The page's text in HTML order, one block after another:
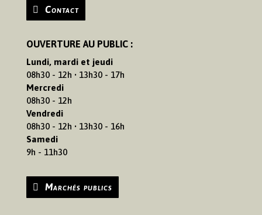
Contact
OUVERTURE AU PUBLIC :
Lundi, mardi et jeudi
08h30 - 12h • 13h30 - 17h
Mercredi
08h30 - 12h
Vendredi
08h30 - 12h • 13h30 - 16h
Samedi
9h - 11h30
Marchés publics